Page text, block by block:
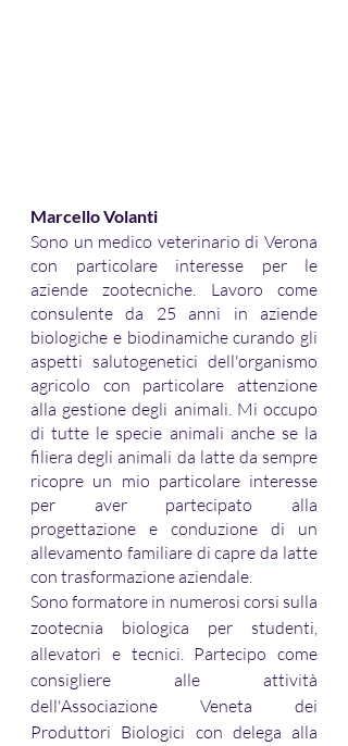
Marcello Volanti
Sono un medico veterinario di Verona
con particolare interesse per le
aziende zootecniche. Lavoro come
consulente da 25 anni in aziende
biologiche e biodinamiche curando gli
aspetti salutogenetici dell'organismo
agricolo con particolare attenzione
alla gestione degli animali. Mi occupo
di tutte le specie animali anche se la
filiera degli animali da latte da sempre
ricopre un mio particolare interesse
per aver partecipato alla
progettazione e conduzione di un
allevamento familiare di capre da latte
con trasformazione aziendale.
Sono formatore in numerosi corsi sulla
zootecnia biologica per studenti,
allevatori e tecnici. Partecipo come
consigliere alle attività
dell'Associazione Veneta dei
Produttori Biologici con delega alla